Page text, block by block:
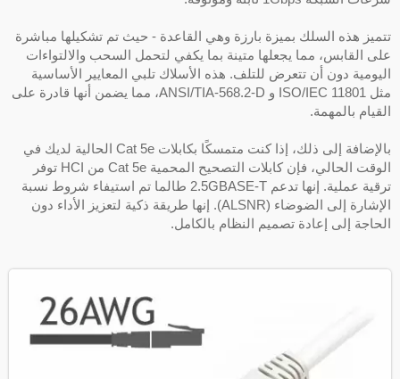
هذه السلك بميزة بارزة وهي القاعدة - حيث تم تشكيلها مباشرة
القابس، مما يجعلها متينة بما يكفي لتحمل السحب والالتواءات
دون أن تتعرض للتلف. هذه الأسلاك تلبي المعايير الأساسية
مثل ISO/IEC 11801 و ANSI/TIA-568.2-D، مما يضمن أنها قادرة على
بالمهمة.
بالإضافة إلى ذلك، إذا كنت متمسكًا بكابلات Cat 5e الحالية لديك في
الوقت الحالي، فإن كابلات التصحيح المحمية Cat 5e من HCI توفر
ترقية عملية. إنها تدعم 2.5GBASE-T طالما تم استيفاء شروط نسبة
الإشارة إلى الضوضاء (ALSNR). إنها طريقة ذكية لتعزيز الأداء دون
إلى إعادة تصميم النظام بالكامل.